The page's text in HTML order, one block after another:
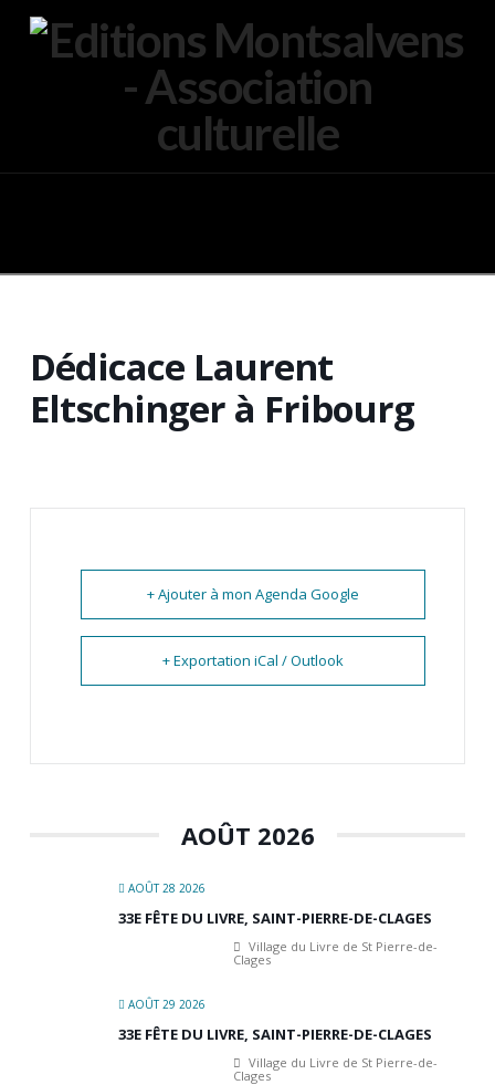
Dédicace Laurent
Eltschinger à Fribourg
+ Ajouter à mon Agenda Google
+ Exportation iCal / Outlook
AOÛT 2026
AOÛT 28 2026
33E FÊTE DU LIVRE, SAINT-PIERRE-DE-CLAGES
Village du Livre de St Pierre-de-
Clages
AOÛT 29 2026
33E FÊTE DU LIVRE, SAINT-PIERRE-DE-CLAGES
Village du Livre de St Pierre-de-
Clages